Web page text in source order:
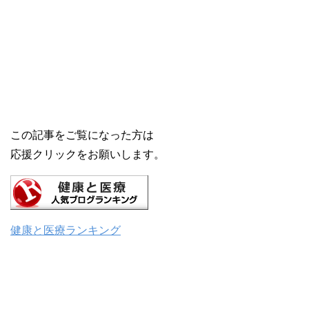
この記事をご覧になった方は
応援クリックをお願いします。
健康と医療ランキング